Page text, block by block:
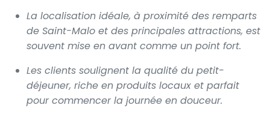
La localisation idéale, à proximité des remparts
de Saint-Malo et des principales attractions, est
souvent mise en avant comme un point fort.
Les clients soulignent la qualité du petit-
déjeuner, riche en produits locaux et parfait
pour commencer la journée en douceur.